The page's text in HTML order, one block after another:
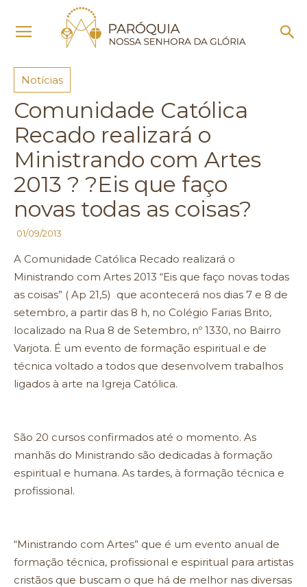
Notícias
Notícias
Comunidade Católica
Recado realizará o
Ministrando com Artes
2013 ? ?Eis que faço
novas todas as coisas?
01/09/2013
A Comunidade Católica Recado realizará o
Ministrando com Artes 2013 “Eis que faço novas todas
as coisas” ( Ap 21,5) que acontecerá nos dias 7 e 8 de
setembro, a partir das 8 h, no Colégio Farias Brito,
localizado na Rua 8 de Setembro, nº 1330, no Bairro
Varjota. É um evento de formação espiritual e de
técnica voltado a todos que desenvolvem trabalhos
ligados à arte na Igreja Católica.
São 20 cursos confirmados até o momento. As
manhãs do Ministrando são dedicadas à formação
espiritual e humana. As tardes, à formação técnica e
profissional.
“Ministrando com Artes” que é um evento anual de
formação técnica, profissional e espiritual para artistas
cristãos que buscam o que há de melhor nas diversas